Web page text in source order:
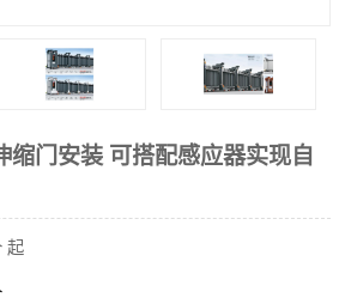
缩门安装 可搭配感应器实现自
起